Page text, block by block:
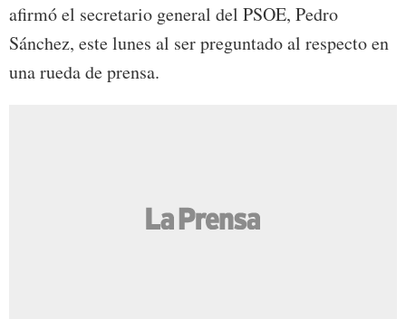
afirmó el secretario general del PSOE, Pedro
Sánchez, este lunes al ser preguntado al respecto en
una rueda de prensa.